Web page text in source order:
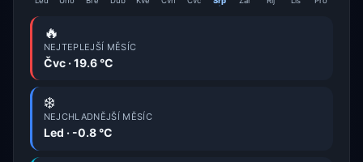
🔥
NEJTEPLEJŠÍ MĚSÍC
Čvc · 19.6 °C
❄️
NEJCHLADNĚJŠÍ MĚSÍC
Led · -0.8 °C